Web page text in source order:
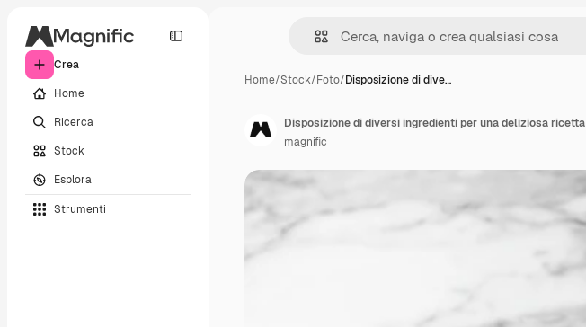
Crea
Home
Ricerca
Stock
Esplora
Strumenti
Home/Stock/Foto/Disposizione di dive…
Disposizione di diversi ingredienti per una deliziosa ricetta
magnific